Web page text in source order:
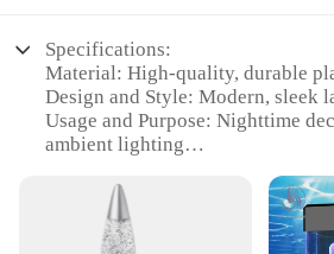
Specifications:
Material: High-quality, durable
Design and Style: Modern, sleek
Usage and Purpose: Nighttime
ambient lighting
dissipation for prolonged use
Shape or Size: Compact and
various spaces